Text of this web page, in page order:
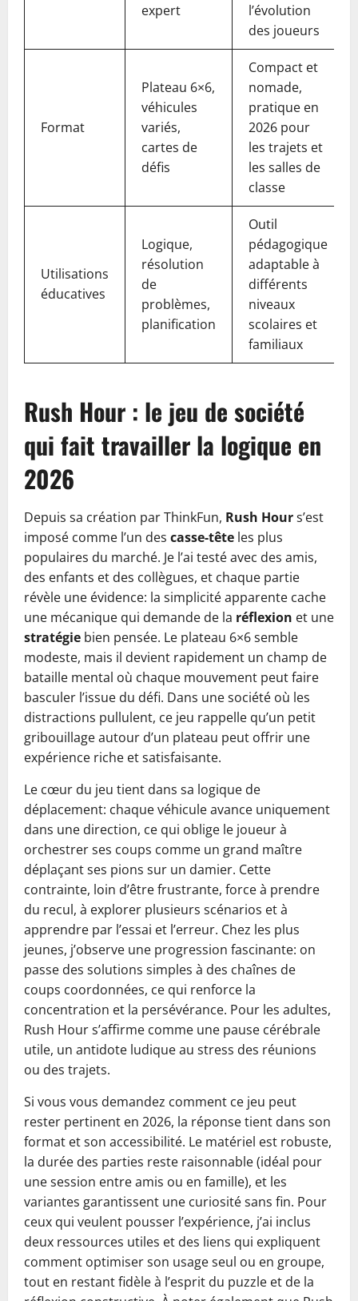
expert
l’évolution
des joueurs
Format
Plateau 6×6,
véhicules
variés,
cartes de
défis
Compact et
nomade,
pratique en
2026 pour
les trajets et
les salles de
classe
Utilisations
éducatives
Logique,
résolution
de
problèmes,
planification
Outil
pédagogique
adaptable à
différents
niveaux
scolaires et
familiaux
Rush Hour : le jeu de société
qui fait travailler la logique en
2026
Depuis sa création par ThinkFun, Rush Hours’est
imposé comme l’un des casse-tête les plus
populaires du marché. Je l’ai testé avec des amis,
des enfants et des collègues, et chaque partie
révèle une évidence: la simplicité apparente cache
une mécanique qui demande de la réflexion et une
stratégie bien pensée. Le plateau 6×6 semble
modeste, mais il devient rapidement un champ de
bataille mental où chaque mouvement peut faire
basculer l’issue du défi. Dans une société où les
distractions pullulent, ce jeu rappelle qu’un petit
gribouillage autour d’un plateau peut offrir une
expérience riche et satisfaisante.
Le cœur du jeu tient dans sa logique de
déplacement: chaque véhicule avance uniquement
dans une direction, ce qui oblige le joueur à
orchestrer ses coups comme un grand maître
déplaçant ses pions sur un damier. Cette
contrainte, loin d’être frustrante, force à prendre
du recul, à explorer plusieurs scénarios et à
apprendre par l’essai et l’erreur. Chez les plus
jeunes, j’observe une progression fascinante: on
passe des solutions simples à des chaînes de
coups coordonnées, ce qui renforce la
concentration et la persévérance. Pour les adultes,
Rush Hour s’affirme comme une pause cérébrale
utile, un antidote ludique au stress des réunions
ou des trajets.
Si vous vous demandez comment ce jeu peut
rester pertinent en 2026, la réponse tient dans son
format et son accessibilité. Le matériel est robuste,
la durée des parties reste raisonnable (idéal pour
une session entre amis ou en famille), et les
variantes garantissent une curiosité sans fin. Pour
ceux qui veulent pousser l’expérience, j’ai inclus
deux ressources utiles et des liens qui expliquent
comment optimiser son usage seul ou en groupe,
tout en restant fidèle à l’esprit du puzzle et de la